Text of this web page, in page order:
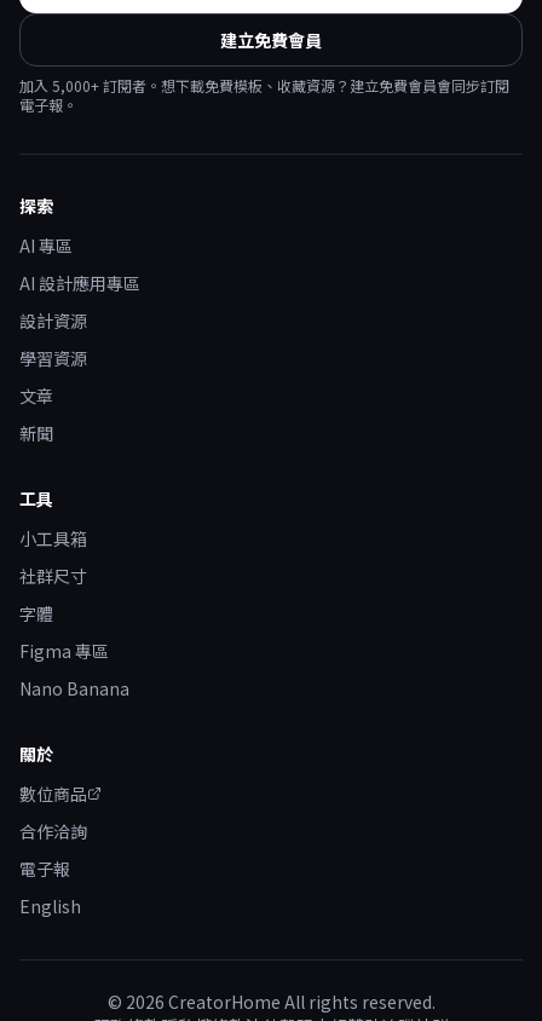
建立免費會員
加入 5,000+ 訂閱者。想下載免費模板、收藏資源？建立免費會員會同步訂閱
電子報。
探索
AI 專區
AI 設計應用專區
設計資源
學習資源
文章
新聞
工具
小工具箱
社群尺寸
字體
Figma 專區
Nano Banana
關於
數位商品
合作洽詢
電子報
English
© 2026 CreatorHome All rights reserved.